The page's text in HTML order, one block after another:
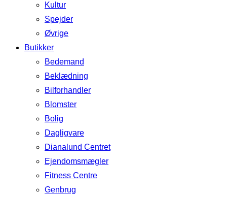
Kultur
Spejder
Øvrige
Butikker
Bedemand
Beklædning
Bilforhandler
Blomster
Bolig
Dagligvare
Dianalund Centret
Ejendomsmægler
Fitness Centre
Genbrug